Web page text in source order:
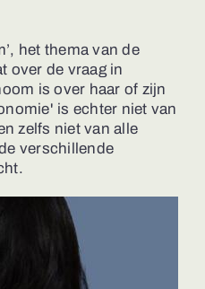
het thema van de
over de vraag in
is over haar of zijn
is echter niet van
zelfs niet van alle
verschillende